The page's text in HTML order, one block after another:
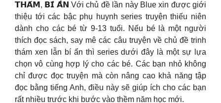
𝗧𝗛𝗔́𝗠, 𝗕𝗜́ 𝗔̂̉𝗡 Với chủ đề lần này Blue xin được giới
thiệu tới các bậc phụ huynh series truyện thiếu niên
dành cho các bé từ 9-13 tuổi. Nếu bé là một người
thích đọc sách, say mê các câu truyện về chủ đề trinh
thám xen lẫn bí ẩn thì series dưới đây là một sự lựa
chọn vô cùng hợp lý cho các bé. Các bạn nhỏ không
chỉ được đọc truyện mà còn nâng cao khả năng tập
đọc bằng tiếng Anh, điều này sẽ giúp ích cho các bạn
rất nhiều trước khi bước vào thềm năm học mới.